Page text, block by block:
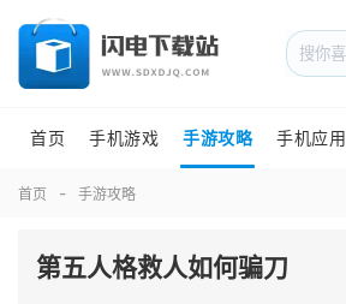
首页 手机游戏 手游攻略 手机应用
首页 手游攻略
第五人格救人如何骗刀